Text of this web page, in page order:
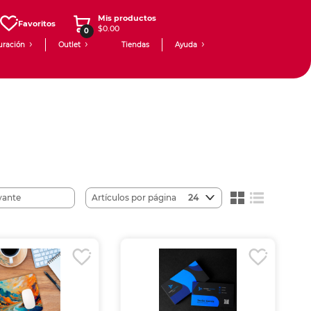
Favoritos
0
Mis productos
$0.00
Outlet Tiendas Ayuda
Artículos por página 24